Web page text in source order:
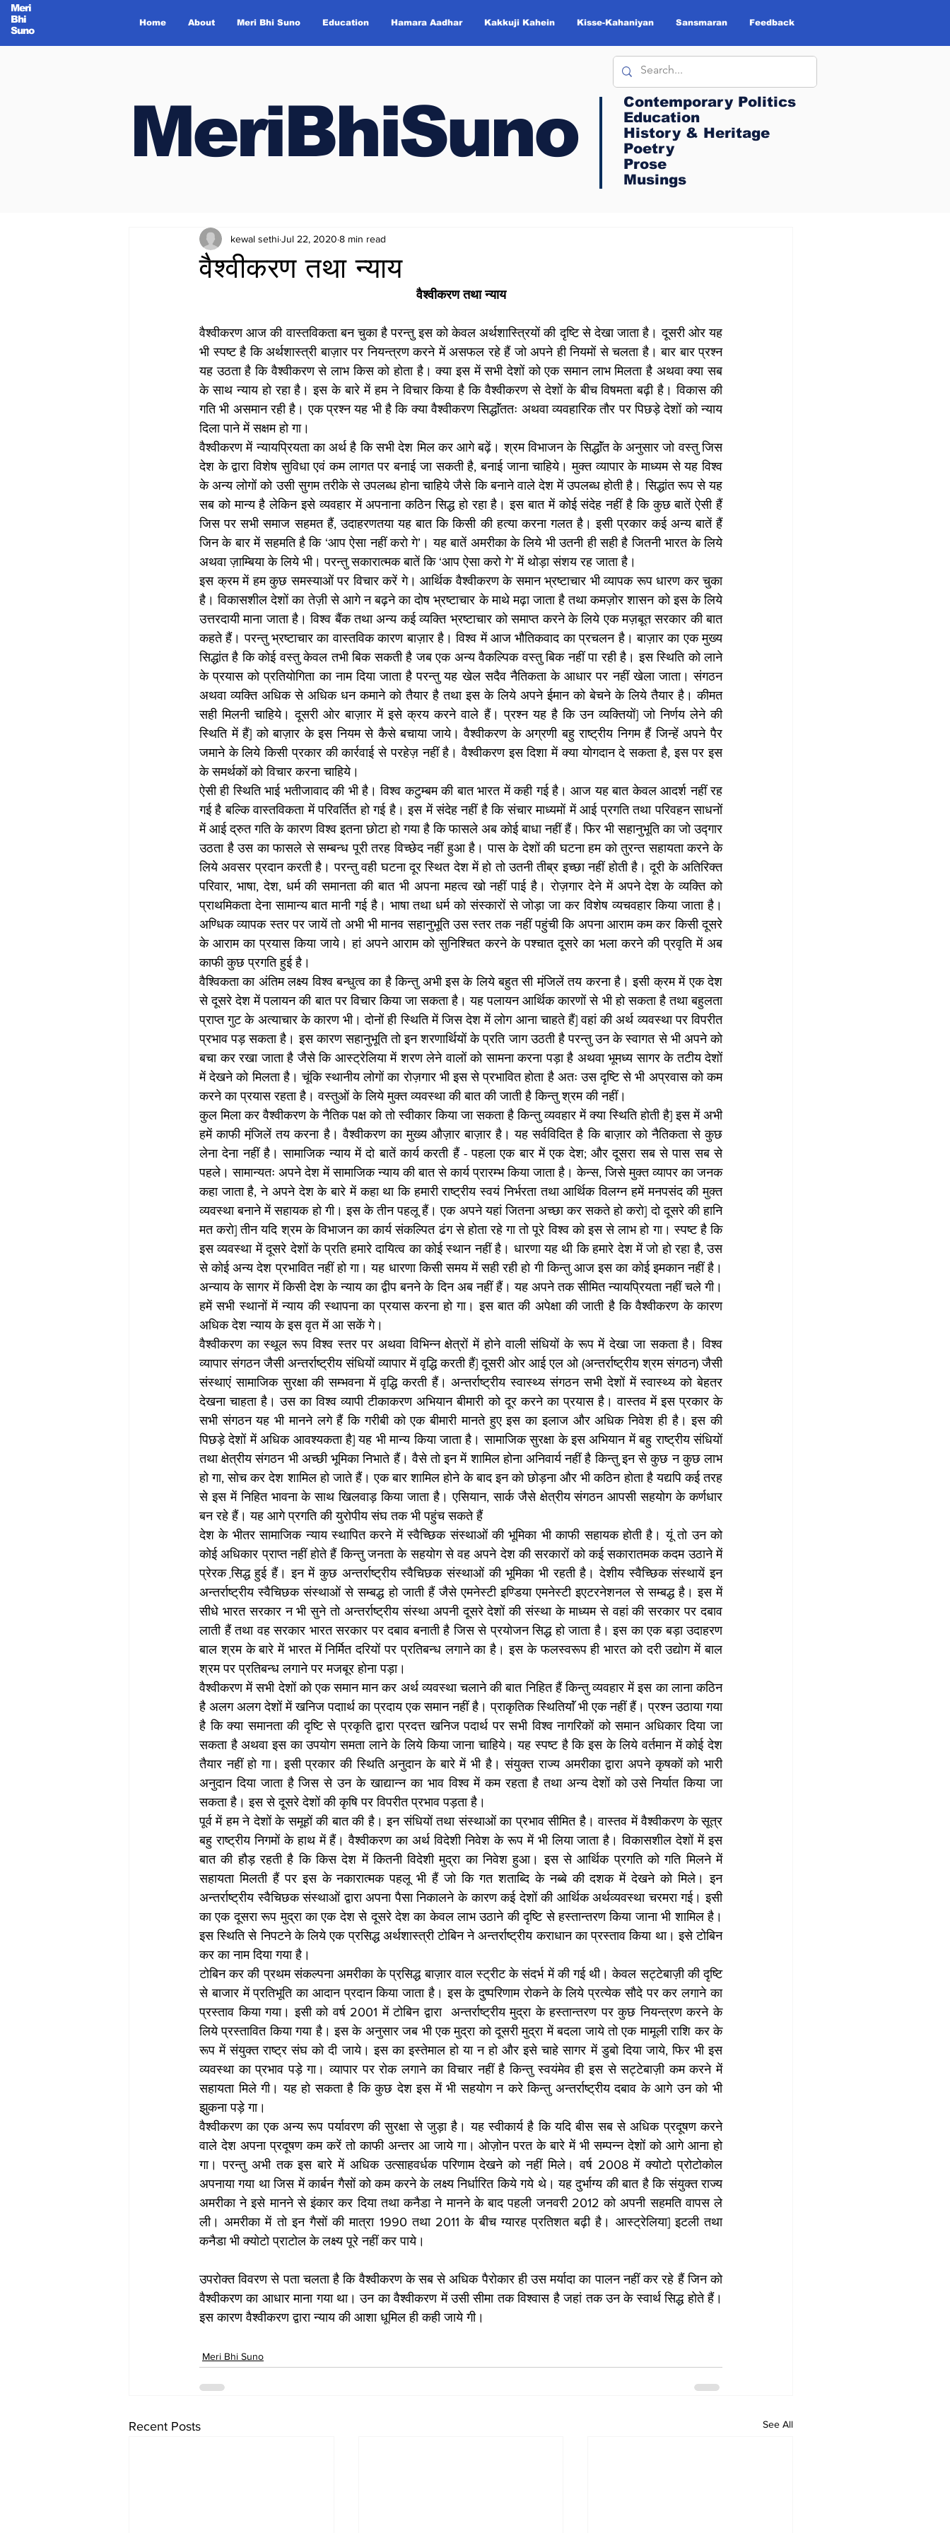
Meri
Bhi
Suno
Home About Meri Bhi Suno Education Hamara Aadhar Kakkuji Kahein Kisse-Kahaniyan Sansmaran Feedback
MeriBhiSuno
Contemporary Politics
Education
History & Heritage
Poetry
Prose
Musings
वैश्वीकरण तथा न्याय
kewal sethiJul 22, 2020 8 min read
वैश्वीकरण तथा न्याय
वैश्वीकरण आज की वास्तविकता बन चुका है परन्तु इस को केवल अर्थशास्त्रियों की दृष्टि से देखा जाता है। दूसरी ओर यह
भी स्पष्ट है कि अर्थशास्त्री बाज़ार पर नियन्त्रण करने में असफल रहे हैं जो अपने ही नियमों से चलता है। बार बार प्रश्न
यह उठता है कि वैश्वीकरण से लाभ किस को होता है। क्या इस में सभी देशों को एक समान लाभ मिलता है अथवा क्या सब
के साथ न्याय हो रहा है। इस के बारे में हम ने विचार किया है कि वैश्वीकरण से देशों के बीच विषमता बढ़ी है। विकास की
गति भी असमान रही है। एक प्रश्न यह भी है कि क्या वैश्वीकरण सिद्धाॅंततः अथवा व्यवहारिक तौर पर पिछड़े देशों को न्याय
दिला पाने में सक्षम हो गा।
वैश्वीकरण में न्यायप्रियता का अर्थ है कि सभी देश मिल कर आगे बढ़ें। श्रम विभाजन के सिद्धाॅंत के अनुसार जो वस्तु जिस
देश के द्वारा विशेष सुविधा एवं कम लागत पर बनाई जा सकती है, बनाई जाना चाहिये। मुक्त व्यापार के माध्यम से यह विश्व
के अन्य लोगों को उसी सुगम तरीके से उपलब्ध होना चाहिये जैसे कि बनाने वाले देश में उपलब्ध होती है। सिद्धांत रूप से यह
सब को मान्य है लेकिन इसे व्यवहार में अपनाना कठिन सिद्ध हो रहा है। इस बात में कोई संदेह नहीं है कि कुछ बातें ऐसी हैं
जिस पर सभी समाज सहमत हैं, उदाहरणतया यह बात कि किसी की हत्या करना गलत है। इसी प्रकार कई अन्य बातें हैं
जिन के बार में सहमति है कि ‘आप ऐसा नहीं करो गे’। यह बातें अमरीका के लिये भी उतनी ही सही है जितनी भारत के लिये
अथवा ज़ाम्बिया के लिये भी। परन्तु सकारात्मक बातें कि ‘आप ऐसा करो गे’ में थोड़ा संशय रह जाता है।
इस क्रम में हम कुछ समस्याओं पर विचार करें गे। आर्थिक वैश्वीकरण के समान भ्रष्टाचार भी व्यापक रूप धारण कर चुका
है। विकासशील देशों का तेज़ी से आगे न बढ़ने का दोष भ्रष्टाचार के माथे मढ़ा जाता है तथा कमज़ोर शासन को इस के लिये
उत्तरदायी माना जाता है। विश्व बैंक तथा अन्य कई व्यक्ति भ्रष्टाचार को समाप्त करने के लिये एक मज़बूत सरकार की बात
कहते हैं। परन्तु भ्रष्टाचार का वास्तविक कारण बाज़ार है। विश्व में आज भौतिकवाद का प्रचलन है। बाज़ार का एक मुख्य
सिद्धांत है कि कोई वस्तु केवल तभी बिक सकती है जब एक अन्य वैकल्पिक वस्तु बिक नहीं पा रही है। इस स्थिति को लाने
के प्रयास को प्रतियोगिता का नाम दिया जाता है परन्तु यह खेल सदैव नैतिकता के आधार पर नहीं खेला जाता। संगठन
अथवा व्यक्ति अधिक से अधिक धन कमाने को तैयार है तथा इस के लिये अपने ईमान को बेचने के लिये तैयार है। कीमत
सही मिलनी चाहिये। दूसरी ओर बाज़ार में इसे क्रय करने वाले हैं। प्रश्न यह है कि उन व्यक्तियों] जो निर्णय लेने की
स्थिति में हैं] को बाज़ार के इस नियम से कैसे बचाया जाये। वैश्वीकरण के अग्रणी बहु राष्ट्रीय निगम हैं जिन्हें अपने पैर
जमाने के लिये किसी प्रकार की कार्रवाई से परहेज़ नहीं है। वैश्वीकरण इस दिशा में क्या योगदान दे सकता है, इस पर इस
के समर्थकों को विचार करना चाहिये।
ऐसी ही स्थिति भाई भतीजावाद की भी है। विश्व कटुम्बम की बात भारत में कही गई है। आज यह बात केवल आदर्श नहीं रह
गई है बल्कि वास्तविकता में परिवर्तित हो गई है। इस में संदेह नहीं है कि संचार माध्यमों में आई प्रगति तथा परिवहन साधनों
में आई द्रुत गति के कारण विश्व इतना छोटा हो गया है कि फासले अब कोई बाधा नहीं हैं। फिर भी सहानुभूति का जो उद्गार
उठता है उस का फासले से सम्बन्ध पूरी तरह विच्छेद नहीं हुआ है। पास के देशों की घटना हम को तुरन्त सहायता करने के
लिये अवसर प्रदान करती है। परन्तु वही घटना दूर स्थित देश में हो तो उतनी तीब्र इच्छा नहीं होती है। दूरी के अतिरिक्त
परिवार, भाषा, देश, धर्म की समानता की बात भी अपना महत्व खो नहीं पाई है। रोज़गार देने में अपने देश के व्यक्ति को
प्राथमिकता देना सामान्य बात मानी गई है। भाषा तथा धर्म को संस्कारों से जोड़ा जा कर विशेष व्यचवहार किया जाता है।
अण्धिक व्यापक स्तर पर जायें तो अभी भी मानव सहानुभूति उस स्तर तक नहीं पहुंची कि अपना आराम कम कर किसी दूसरे
के आराम का प्रयास किया जाये। हां अपने आराम को सुनिश्चित करने के पश्चात दूसरे का भला करने की प्रवृति में अब
काफी कुछ प्रगति हुई है।
वैश्विकता का अंतिम लक्ष्य विश्व बन्धुत्व का है किन्तु अभी इस के लिये बहुत सी मंजि़लें तय करना है। इसी क्रम में एक देश
से दूसरे देश में पलायन की बात पर विचार किया जा सकता है। यह पलायन आर्थिक कारणों से भी हो सकता है तथा बहुलता
प्राप्त गुट के अत्याचार के कारण भी। दोनों ही स्थिति में जिस देश में लोग आना चाहते हैं] वहां की अर्थ व्यवस्था पर विपरीत
प्रभाव पड़ सकता है। इस कारण सहानुभूति तो इन शरणार्थियों के प्रति जाग उठती है परन्तु उन के स्वागत से भी अपने को
बचा कर रखा जाता है जैसे कि आस्ट्रेलिया में शरण लेने वालों को सामना करना पड़ा है अथवा भूमध्य सागर के तटीय देशों
में देखने को मिलता है। चूंकि स्थानीय लोगों का रोज़गार भी इस से प्रभावित होता है अतः उस दृष्टि से भी अप्रवास को कम
करने का प्रयास रहता है। वस्तुओं के लिये मुक्त व्यवस्था की बात की जाती है किन्तु श्रम की नहीं।
कुल मिला कर वैश्वीकरण के नैतिक पक्ष को तो स्वीकार किया जा सकता है किन्तु व्यवहार में क्या स्थिति होती है] इस में अभी
हमें काफी मंजि़लें तय करना है। वैश्वीकरण का मुख्य औज़ार बाज़ार है। यह सर्वविदित है कि बाज़ार को नैतिकता से कुछ
लेना देना नहीं है। सामाजिक न्याय में दो बातें कार्य करती हैं - पहला एक बार में एक देश; और दूसरा सब से पास सब से
पहले। सामान्यतः अपने देश में सामाजिक न्याय की बात से कार्य प्रारम्भ किया जाता है। केन्स, जिसे मुक्त व्यापर का जनक
कहा जाता है, ने अपने देश के बारे में कहा था कि हमारी राष्ट्रीय स्वयं निर्भरता तथा आर्थिक विलग्न हमें मनपसंद की मुक्त
व्यवस्था बनाने में सहायक हो गी। इस के तीन पहलू हैं। एक अपने यहां जितना अच्छा कर सकते हो करो] दो दूसरे की हानि
मत करो] तीन यदि श्रम के विभाजन का कार्य संकल्पित ढंग से होता रहे गा तो पूरे विश्व को इस से लाभ हो गा। स्पष्ट है कि
इस व्यवस्था में दूसरे देशों के प्रति हमारे दायित्व का कोई स्थान नहीं है। धारणा यह थी कि हमारे देश में जो हो रहा है, उस
से कोई अन्य देश प्रभावित नहीं हो गा। यह धारणा किसी समय में सही रही हो गी किन्तु आज इस का कोई इमकान नहीं है।
अन्याय के सागर में किसी देश के न्याय का द्वीप बनने के दिन अब नहीं हैं। यह अपने तक सीमित न्यायप्रियता नहीं चले गी।
हमें सभी स्थानों में न्याय की स्थापना का प्रयास करना हो गा। इस बात की अपेक्षा की जाती है कि वैश्वीकरण के कारण
अधिक देश न्याय के इस वृत में आ सकें गे।
वैश्वीकरण का स्थूल रूप विश्व स्तर पर अथवा विभिन्न क्षेत्रों में होने वाली संधियों के रूप में देखा जा सकता है। विश्व
व्यापार संगठन जैसी अन्तर्राष्ट्रीय संधियों व्यापार में वृद्धि करती हैं] दूसरी ओर आई एल ओ (अन्तर्राष्ट्रीय श्रम संगठन) जैसी
संस्थाएं सामाजिक सुरक्षा की सम्भवना में वृद्धि करती हैं। अन्तर्राष्ट्रीय स्वास्थ्य संगठन सभी देशों में स्वास्थ्य को बेहतर
देखना चाहता है। उस का विश्व व्यापी टीकाकरण अभियान बीमारी को दूर करने का प्रयास है। वास्तव में इस प्रकार के
सभी संगठन यह भी मानने लगे हैं कि गरीबी को एक बीमारी मानते हुए इस का इलाज और अधिक निवेश ही है। इस की
पिछड़े देशों में अधिक आवश्यकता है] यह भी मान्य किया जाता है। सामाजिक सुरक्षा के इस अभियान में बहु राष्ट्रीय संधियों
तथा क्षेत्रीय संगठन भी अच्छी भूमिका निभाते हैं। वैसे तो इन में शामिल होना अनिवार्य नहीं है किन्तु इन से कुछ न कुछ लाभ
हो गा, सोच कर देश शामिल हो जाते हैं। एक बार शामिल होने के बाद इन को छोड़ना और भी कठिन होता है यद्यपि कई तरह
से इस में निहित भावना के साथ खिलवाड़ किया जाता है। एसियान, सार्क जैसे क्षेत्रीय संगठन आपसी सहयोग के कर्णधार
बन रहे हैं। यह आगे प्रगति की युरोपीय संघ तक भी पहुंच सकते हैं
देश के भीतर सामाजिक न्याय स्थापित करने में स्वैच्छिक संस्थाओं की भूमिका भी काफी सहायक होती है। यूं तो उन को
कोई अधिकार प्राप्त नहीं होते हैं किन्तु जनता के सहयोग से वह अपने देश की सरकारों को कई सकारातमक कदम उठाने में
प्रेरक सि़द्ध हुई हैं। इन में कुछ अन्तर्राष्ट्रीय स्वैचिछक संस्थाओं की भूमिका भी रहती है। देशीय स्वैच्छिक संस्थायें इन
अन्तर्राष्ट्रीय स्वैचिछक संस्थाओं से सम्बद्ध हो जाती हैं जैसे एमनेस्टी इण्डिया एमनेस्टी इएटरनेशनल से सम्बद्ध है। इस में
सीधे भारत सरकार न भी सुने तो अन्तर्राष्ट्रीय संस्था अपनी दूसरे देशों की संस्था के माध्यम से वहां की सरकार पर दबाव
लाती हैं तथा वह सरकार भारत सरकार पर दबाव बनाती है जिस से प्रयोजन सिद्ध हो जाता है। इस का एक बड़ा उदाहरण
बाल श्रम के बारे में भारत में निर्मित दरियों पर प्रतिबन्ध लगाने का है। इस के फलस्वरूप ही भारत को दरी उद्योग में बाल
श्रम पर प्रतिबन्ध लगाने पर मजबूर होना पड़ा।
वैश्वीकरण में सभी देशों को एक समान मान कर अर्थ व्यवस्था चलाने की बात निहित हैं किन्तु व्यवहार में इस का लाना कठिन
है अलग अलग देशों में खनिज पदाार्थ का प्रदाय एक समान नहीं है। प्राकृतिक स्थितियाॅं भी एक नहीं हैं। प्रश्न उठाया गया
है कि क्या समानता की दृष्टि से प्रकृति द्वारा प्रदत्त खनिज पदार्थ पर सभी विश्व नागरिकों को समान अधिकार दिया जा
सकता है अथवा इस का उपयोग समता लाने के लिये किया जाना चाहिये। यह स्पष्ट है कि इस के लिये वर्तमान में कोई देश
तैयार नहीं हो गा। इसी प्रकार की स्थिति अनुदान के बारे में भी है। संयुक्त राज्य अमरीका द्वारा अपने कृषकों को भारी
अनुदान दिया जाता है जिस से उन के खाद्यान्न का भाव विश्व में कम रहता है तथा अन्य देशों को उसे निर्यात किया जा
सकता है। इस से दूसरे देशों की कृषि पर विपरीत प्रभाव पड़ता है।
पूर्व में हम ने देशों के समूहों की बात की है। इन संधियों तथा संस्थाओं का प्रभाव सीमित है। वास्तव में वैश्वीकरण के सूत्र
बहु राष्ट्रीय निगमों के हाथ में हैं। वैश्वीकरण का अर्थ विदेशी निवेश के रूप में भी लिया जाता है। विकासशील देशों में इस
बात की हौड़ रहती है कि किस देश में कितनी विदेशी मुद्रा का निवेश हुआ। इस से आर्थिक प्रगति को गति मिलने में
सहायता मिलती हैं पर इस के नकारात्मक पहलू भी हैं जो कि गत शताब्दि के नब्बे की दशक में देखने को मिले। इन
अन्तर्राष्ट्रीय स्वैचिछक संस्थाओं द्वारा अपना पैसा निकालने के कारण कई देशों की आर्थिक अर्थव्यवस्था चरमरा गई। इसी
का एक दूसरा रूप मुद्रा का एक देश से दूसरे देश का केवल लाभ उठाने की दृष्टि से हस्तान्तरण किया जाना भी शामिल है।
इस स्थिति से निपटने के लिये एक प्रसिद्ध अर्थशास्त्री टोबिन ने अन्तर्राष्ट्रीय कराधान का प्रस्ताव किया था। इसे टोबिन
कर का नाम दिया गया है।
टोबिन कर की प्रथम संकल्पना अमरीका के प्रसि़द्ध बाज़ार वाल स्ट्रीट के संदर्भ में की गई थी। केवल सट्टेबाज़ी की दृष्टि
से बाजार में प्रतिभूति का आदान प्रदान किया जाता है। इस के दुष्परिणाम रोकने के लिये प्रत्येक सौदे पर कर लगाने का
प्रस्ताव किया गया। इसी को वर्ष 2001 में टोबिन द्वारा  अन्तर्राष्ट्रीय मुद्रा के हस्तान्तरण पर कुछ नियन्त्रण करने के
लिये प्रस्तावित किया गया है। इस के अनुसार जब भी एक मुद्रा को दूसरी मुद्रा में बदला जाये तो एक मामूली राशि कर के
रूप में संयुक्त राष्ट्र संघ को दी जाये। इस का इस्तेमाल हो या न हो और इसे चाहे सागर में डुबो दिया जाये, फिर भी इस
व्यवस्था का प्रभाव पड़े गा। व्यापार पर रोक लगाने का विचार नहीं है किन्तु स्वयंमेव ही इस से सट्टेबाज़ी कम करने में
सहायता मिले गी। यह हो सकता है कि कुछ देश इस में भी सहयोग न करे किन्तु अन्तर्राष्ट्रीय दबाव के आगे उन को भी
झुकना पड़े गा।
वैश्वीकरण का एक अन्य रूप पर्यावरण की सुरक्षा से जुड़ा है। यह स्वीकार्य है कि यदि बीस सब से अधिक प्रदूषण करने
वाले देश अपना प्रदूषण कम करें तो काफी अन्तर आ जाये गा। ओज़ोन परत के बारे में भी सम्पन्न देशों को आगे आना हो
गा। परन्तु अभी तक इस बारे में अधिक उत्साहवर्धक परिणाम देखने को नहीं मिले। वर्ष 2008 में क्योटो प्रोटोकोल
अपनाया गया था जिस में कार्बन गैसों को कम करने के लक्ष्य निर्धारित किये गये थे। यह दुर्भाग्य की बात है कि संयुक्त राज्य
अमरीका ने इसे मानने से इंकार कर दिया तथा कनैडा ने मानने के बाद पहली जनवरी 2012 को अपनी सहमति वापस ले
ली। अमरीका में तो इन गैसों की मात्रा 1990 तथा 2011 के बीच ग्यारह प्रतिशत बढ़ी है। आस्ट्रेलिया] इटली तथा
कनैडा भी क्योटो प्राटोल के लक्ष्य पूरे नहीं कर पाये।
उपरोक्त विवरण से पता चलता है कि वैश्वीकरण के सब से अधिक पैरोकार ही उस मर्यादा का पालन नहीं कर रहे हैं जिन को
वैश्वीकरण का आधार माना गया था। उन का वैश्वीकरण में उसी सीमा तक विश्वास है जहां तक उन के स्वार्थ सिद्ध होते हैं।
इस कारण वैश्वीकरण द्वारा न्याय की आशा धूमिल ही कही जाये गी।
Meri Bhi Suno
Recent Posts See All
MeriBhiSuno
Contemporary Politics
Education
History & Heritage
Poetry
Prose
Musings